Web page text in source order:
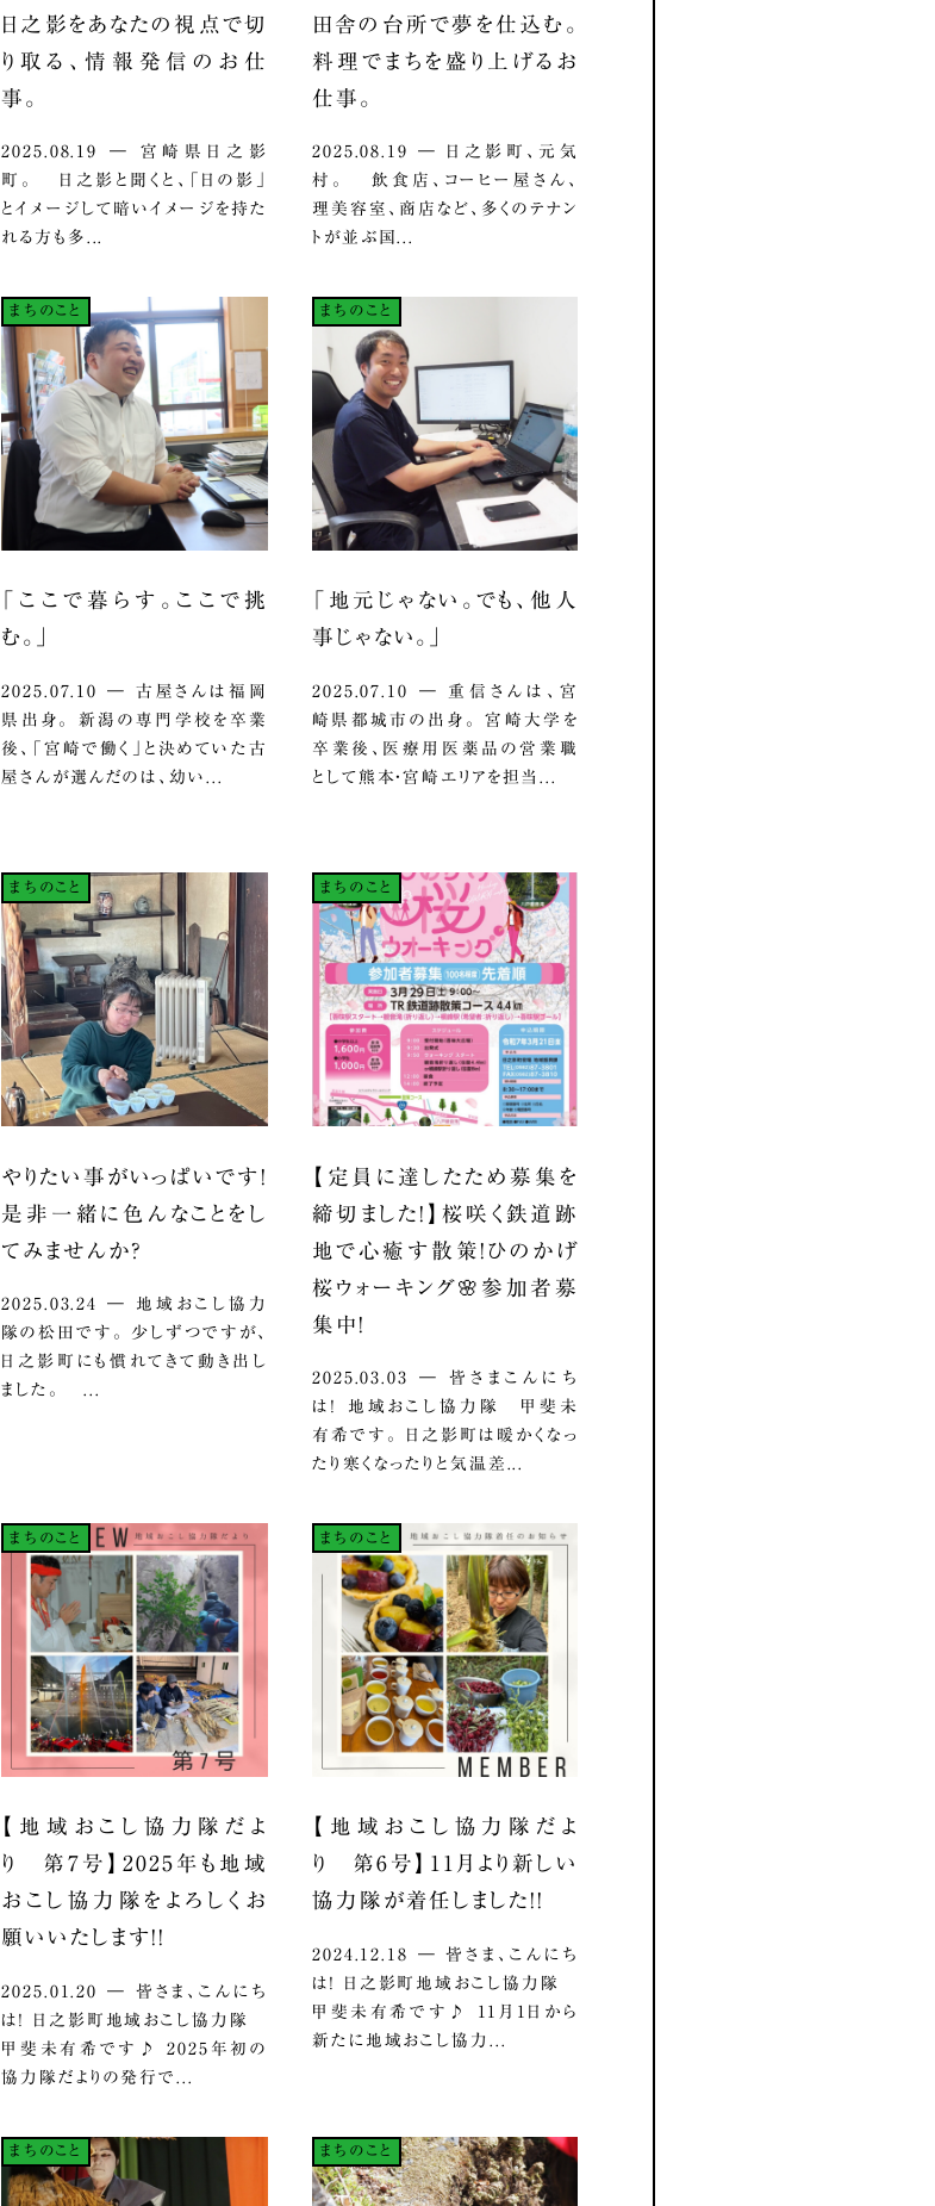
日之影をあなたの視点で切
り取る、情報発信のお仕
事。
2025.08.19 ― 宮崎県日之影
町。 日之影と聞くと、「日の影」
とイメージして暗いイメージを持た
れる方も多...
田舎の台所で夢を仕込む。
料理でまちを盛り上げるお
仕事。
2025.08.19 ― 日之影町、元気
村。 飲食店、コーヒー屋さん、
理美容室、商店など、多くのテナン
トが並ぶ国...
まちのこと
「ここで暮らす。ここで挑
む。」
2025.07.10 ― 古屋さんは福岡
県出身。 新潟の専門学校を卒業
後、「宮崎で働く」と決めていた古
屋さんが選んだのは、幼い...
まちのこと
「地元じゃない。でも、他人
事じゃない。」
2025.07.10 ― 重信さんは、宮
崎県都城市の出身。 宮崎大学を
卒業後、医療用医薬品の営業職
として熊本・宮崎エリアを担当...
まちのこと
やりたい事がいっぱいです！
是非一緒に色んなことをし
てみませんか？
2025.03.24 ― 地域おこし協力
隊の松田です。 少しずつですが、
日之影町にも慣れてきて動き出し
ました。 ...
まちのこと
【定員に達したため募集を
締切ました！】桜咲く鉄道跡
地で心癒す散策！ひのかげ
桜ウォーキング🌸参加者募
集中！
2025.03.03 ― 皆さまこんにち
は！ 地域おこし協力隊 甲斐未
有希です。 日之影町は暖かくなっ
たり寒くなったりと気温差...
まちのこと
【地域おこし協力隊だよ
り 第7号】2025年も地域
おこし協力隊をよろしくお
願いいたします！！
2025.01.20 ― 皆さま、こんにち
は！ 日之影町地域おこし協力隊
甲斐未有希です♪ 2025年初の
協力隊だよりの発行で...
まちのこと
【地域おこし協力隊だよ
り 第6号】11月より新しい
協力隊が着任しました！！
2024.12.18 ― 皆さま、こんにち
は！ 日之影町地域おこし協力隊
甲斐未有希です♪ 11月1日から
新たに地域おこし協力...
まちのこと まちのこと